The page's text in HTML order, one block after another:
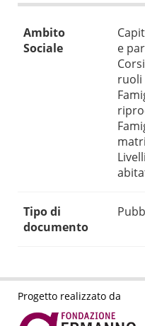
Ambito
Sociale
e
ruoli
Tipo di
documento
Progetto realizzato da